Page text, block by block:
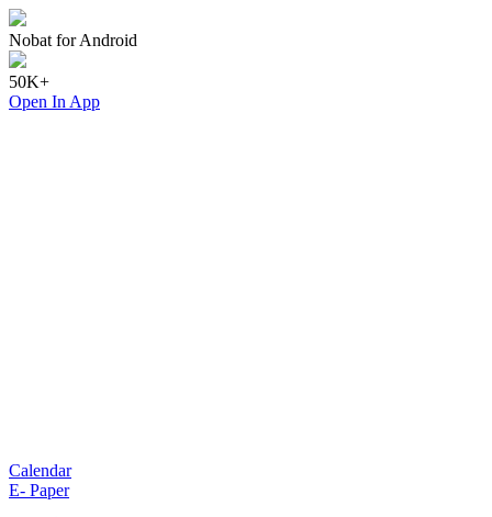
Nobat for Android
50K+
Open In App
Calendar
E- Paper